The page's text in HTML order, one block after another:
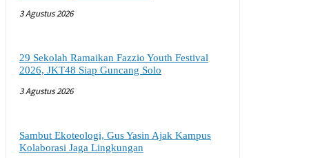
3 Agustus 2026
29 Sekolah Ramaikan Fazzio Youth Festival
2026, JKT48 Siap Guncang Solo
3 Agustus 2026
Sambut Ekoteologi, Gus Yasin Ajak Kampus
Kolaborasi Jaga Lingkungan